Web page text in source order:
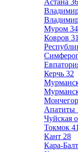
Астана
Муром 34
Ковров 31
Керчь 32
Апатиты
Чуйская
Токмок 41
Кант 28
Кара-